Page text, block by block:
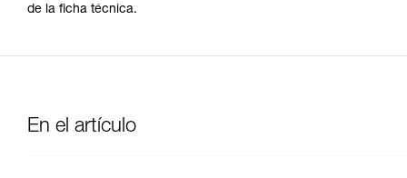
de la ficha técnica.
En el artículo